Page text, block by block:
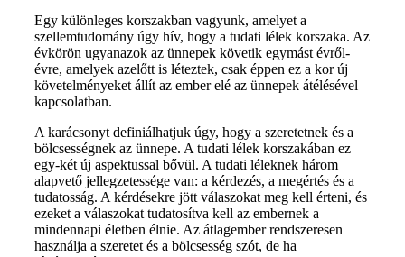
Egy különleges korszakban vagyunk, amelyet a
szellemtudomány úgy hív, hogy a tudati lélek korszaka. Az
évkörön ugyanazok az ünnepek követik egymást évről-
évre, amelyek azelőtt is léteztek, csak éppen ez a kor új
követelményeket állít az ember elé az ünnepek átélésével
kapcsolatban.
A karácsonyt definiálhatjuk úgy, hogy a szeretetnek és a
bölcsességnek az ünnepe. A tudati lélek korszakában ez
egy-két új aspektussal bővül. A tudati léleknek három
alapvető jellegzetessége van: a kérdezés, a megértés és a
tudatosság. A kérdésekre jött válaszokat meg kell érteni, és
ezeket a válaszokat tudatosítva kell az embernek a
mindennapi életben élnie. Az átlagember rendszeresen
használja a szeretet és a bölcsesség szót, de ha